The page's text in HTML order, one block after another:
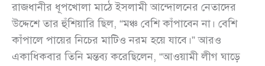
রাজধানীর ধূপখোলা মাঠে ইসলামী আন্দোলনের নেতাদের
উদ্দেশে তার হুঁশিয়ারি ছিল, “মঞ্চ বেশি কাঁপাবেন না। বেশি
কাঁপালে পায়ের নিচের মাটিও নরম হয়ে যাবে।” আরও
একাধিকবার তিনি মন্তব্য করেছিলেন, “আওয়ামী লীগ ঘাড়ে